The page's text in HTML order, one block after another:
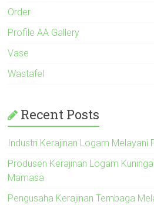
Order
Profile AA Gallery
Vase
Wastafel
Recent Posts
Industri Kerajinan Logam Melayani
Produsen Kerajinan Logam
Mamasa
Pengusaha Kerajinan Tembaga